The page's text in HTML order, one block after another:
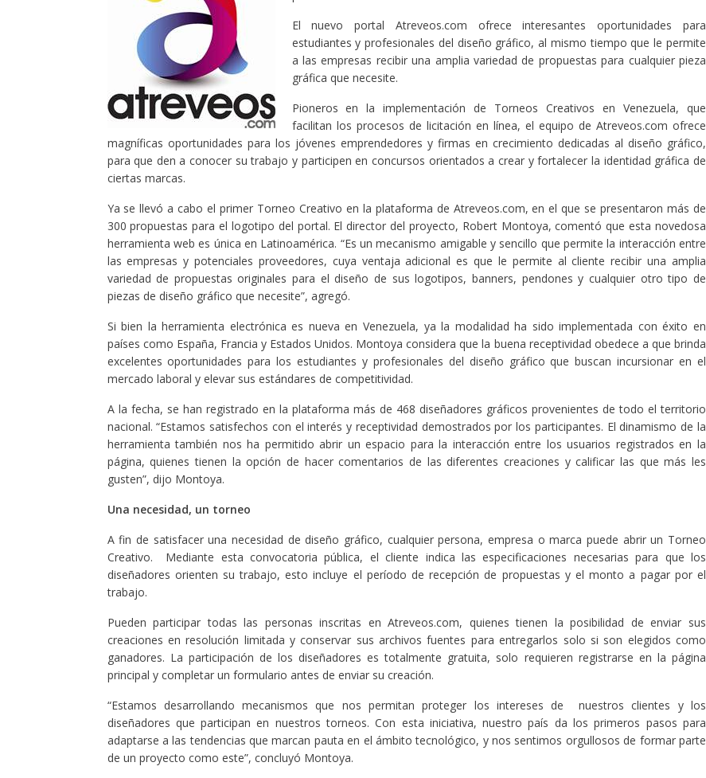
El nuevo portal Atreveos.com ofrece interesantes oportunidades para
estudiantes y profesionales del diseño gráfico, al mismo tiempo que le permite
a las empresas recibir una amplia variedad de propuestas para cualquier pieza
gráfica que necesite.
Pioneros en la implementación de Torneos Creativos en Venezuela, que
facilitan los procesos de licitación en línea, el equipo de Atreveos.com ofrece
magníficas oportunidades para los jóvenes emprendedores y firmas en crecimiento dedicadas al diseño gráfico,
para que den a conocer su trabajo y participen en concursos orientados a crear y fortalecer la identidad gráfica de
ciertas marcas.
Ya se llevó a cabo el primer Torneo Creativo en la plataforma de Atreveos.com, en el que se presentaron más de
300 propuestas para el logotipo del portal. El director del proyecto, Robert Montoya, comentó que esta novedosa
herramienta web es única en Latinoamérica. “Es un mecanismo amigable y sencillo que permite la interacción entre
las empresas y potenciales proveedores, cuya ventaja adicional es que le permite al cliente recibir una amplia
variedad de propuestas originales para el diseño de sus logotipos, banners, pendones y cualquier otro tipo de
piezas de diseño gráfico que necesite”, agregó.
Si bien la herramienta electrónica es nueva en Venezuela, ya la modalidad ha sido implementada con éxito en
países como España, Francia y Estados Unidos. Montoya considera que la buena receptividad obedece a que brinda
excelentes oportunidades para los estudiantes y profesionales del diseño gráfico que buscan incursionar en el
mercado laboral y elevar sus estándares de competitividad.
A la fecha, se han registrado en la plataforma más de 468 diseñadores gráficos provenientes de todo el territorio
nacional. “Estamos satisfechos con el interés y receptividad demostrados por los participantes. El dinamismo de la
herramienta también nos ha permitido abrir un espacio para la interacción entre los usuarios registrados en la
página, quienes tienen la opción de hacer comentarios de las diferentes creaciones y calificar las que más les
gusten”, dijo Montoya.
Una necesidad, un torneo
A fin de satisfacer una necesidad de diseño gráfico, cualquier persona, empresa o marca puede abrir un Torneo
Creativo. Mediante esta convocatoria pública, el cliente indica las especificaciones necesarias para que los
diseñadores orienten su trabajo, esto incluye el período de recepción de propuestas y el monto a pagar por el
trabajo.
Pueden participar todas las personas inscritas en Atreveos.com, quienes tienen la posibilidad de enviar sus
creaciones en resolución limitada y conservar sus archivos fuentes para entregarlos solo si son elegidos como
ganadores. La participación de los diseñadores es totalmente gratuita, solo requieren registrarse en la página
principal y completar un formulario antes de enviar su creación.
“Estamos desarrollando mecanismos que nos permitan proteger los intereses de nuestros clientes y los
diseñadores que participan en nuestros torneos. Con esta iniciativa, nuestro país da los primeros pasos para
adaptarse a las tendencias que marcan pauta en el ámbito tecnológico, y nos sentimos orgullosos de formar parte
de un proyecto como este”, concluyó Montoya.